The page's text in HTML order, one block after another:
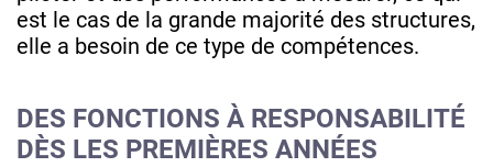
est le cas de la grande majorité des structures,
elle a besoin de ce type de compétences.
DES FONCTIONS À RESPONSABILITÉ
DÈS LES PREMIÈRES ANNÉES